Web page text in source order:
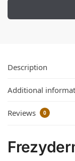
Description
Additional
Reviews 0